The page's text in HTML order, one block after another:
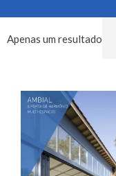
Apenas um resultado